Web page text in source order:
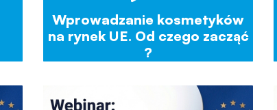
Wprowadzanie kosmetyków
na rynek UE. Od czego zacząć
?